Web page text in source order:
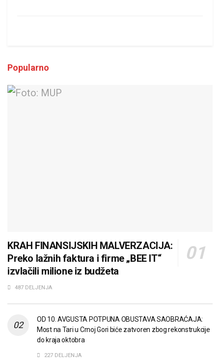
Popularno
KRAH FINANSIJSKIH MALVERZACIJA:
Preko lažnih faktura i firme „BEE IT“
izvlačili milione iz budžeta
487 DELJENJA
OD 10. AVGUSTA POTPUNA OBUSTAVA SAOBRAĆAJA:
Most na Tari u Crnoj Gori biće zatvoren zbog rekonstrukcije
do kraja oktobra
227 DELJENJA